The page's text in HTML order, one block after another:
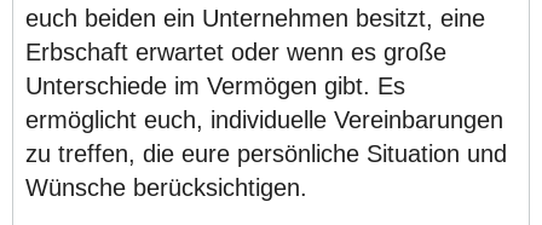
euch beiden ein Unternehmen besitzt, eine
Erbschaft erwartet oder wenn es große
Unterschiede im Vermögen gibt. Es
ermöglicht euch, individuelle Vereinbarungen
zu treffen, die eure persönliche Situation und
Wünsche berücksichtigen.